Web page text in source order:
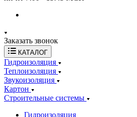
Заказать звонок
КАТАЛОГ
Гидроизоляция
Теплоизоляция
Звукоизоляция
Картон
Строительные системы
Гидроизоляция